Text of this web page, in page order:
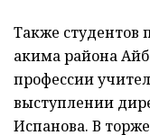
Также студентов
акима района
профессии
выступлении
Испанова. В